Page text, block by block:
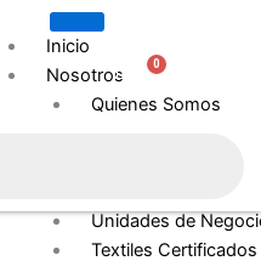
Inicio
Nosotros
Quienes Somos
Unidades de
Textiles Certificados
0
Carrito